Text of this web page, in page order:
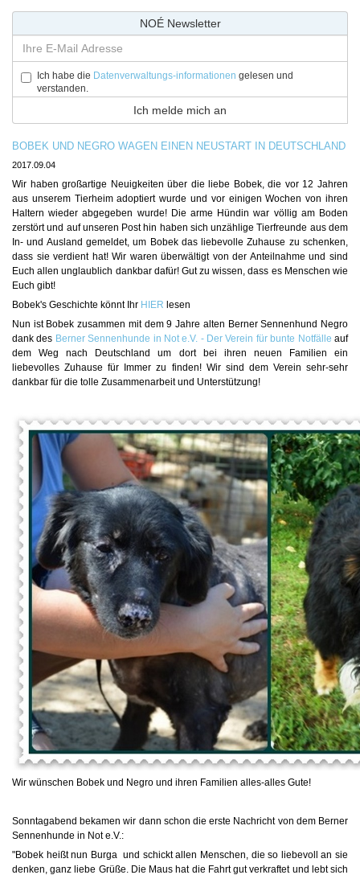
NOÉ Newsletter
Ich habe die Datenverwaltungs-informationen gelesen und
verstanden.
BOBEK UND NEGRO WAGEN EINEN NEUSTART IN DEUTSCHLAND
2017.09.04
Wir haben großartige Neuigkeiten über die liebe Bobek, die vor 12 Jahren
aus unserem Tierheim adoptiert wurde und vor einigen Wochen von ihren
Haltern wieder abgegeben wurde! Die arme Hündin war völlig am Boden
zerstört und auf unseren Post hin haben sich unzählige Tierfreunde aus dem
In- und Ausland gemeldet, um Bobek das liebevolle Zuhause zu schenken,
dass sie verdient hat! Wir waren überwältigt von der Anteilnahme und sind
Euch allen unglaublich dankbar dafür! Gut zu wissen, dass es Menschen wie
Euch gibt!
Bobek's Geschichte könnt Ihr HIER lesen
Nun ist Bobek zusammen mit dem 9 Jahre alten Berner Sennenhund Negro
dank des Berner Sennenhunde in Not e.V. - Der Verein für bunte Notfälle auf
dem Weg nach Deutschland um dort bei ihren neuen Familien ein
liebevolles Zuhause für Immer zu finden! Wir sind dem Verein sehr-sehr
dankbar für die tolle Zusammenarbeit und Unterstützung!
Wir wünschen Bobek und Negro und ihren Familien alles-alles Gute!
Sonntagabend bekamen wir dann schon die erste Nachricht von dem Berner
Sennenhunde in Not e.V.:
"Bobek heißt nun Burga und schickt allen Menschen, die so liebevoll an sie
denken, ganz liebe Grüße. Die Maus hat die Fahrt gut verkraftet und lebt sich